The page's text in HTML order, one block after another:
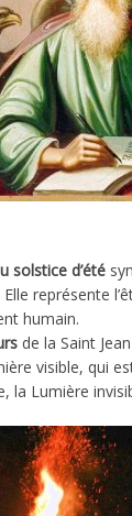
solstice d’été
Elle représente
humain.
de la Saint
visible, qui
la Lumière